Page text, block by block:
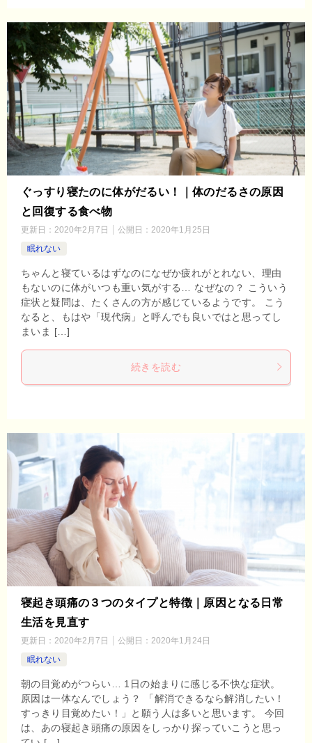
ぐっすり寝たのに体がだるい！｜体のだるさの原因
と回復する食べ物
更新日： 2020年2月7日 公開日： 2020年1月25日
眠れない
ちゃんと寝ているはずなのになぜか疲れがとれない、理由
もないのに体がいつも重い気がする… なぜなの？ こういう
症状と疑問は、たくさんの方が感じているようです。 こう
なると、もはや「現代病」と呼んでも良いではと思ってし
まいま […]
続きを読む
寝起き頭痛の３つのタイプと特徴｜原因となる日常
生活を見直す
更新日： 2020年2月7日 公開日： 2020年1月24日
眠れない
朝の目覚めがつらい… 1日の始まりに感じる不快な症状。
原因は一体なんでしょう？ 「解消できるなら解消したい！
すっきり目覚めたい！」と願う人は多いと思います。 今回
は、あの寝起き頭痛の原因をしっかり探っていこうと思っ